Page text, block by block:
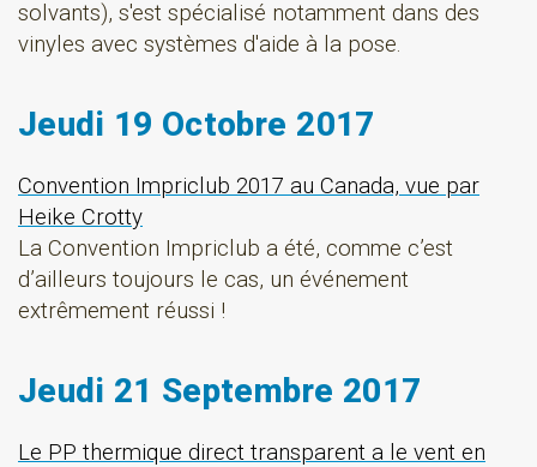
solvants), s'est spécialisé notamment dans des
vinyles avec systèmes d'aide à la pose.
Jeudi 19 Octobre 2017
Convention Impriclub 2017 au Canada, vue par
Heike Crotty
La Convention Impriclub a été, comme c’est
d’ailleurs toujours le cas, un événement
extrêmement réussi !
Jeudi 21 Septembre 2017
Le PP thermique direct transparent a le vent en